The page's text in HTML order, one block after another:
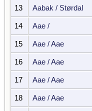
13 Aabak / Størdal
14 Aae /
15 Aae / Aae
16 Aae / Aae
17 Aae / Aae
18 Aae / Aae